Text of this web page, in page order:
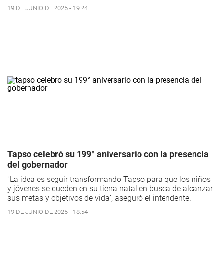
19 DE JUNIO DE 2025 - 19:24
Tapso celebró su 199° aniversario con la presencia
del gobernador
"La idea es seguir transformando Tapso para que los niños
y jóvenes se queden en su tierra natal en busca de alcanzar
sus metas y objetivos de vida”, aseguró el intendente.
19 DE JUNIO DE 2025 - 18:54